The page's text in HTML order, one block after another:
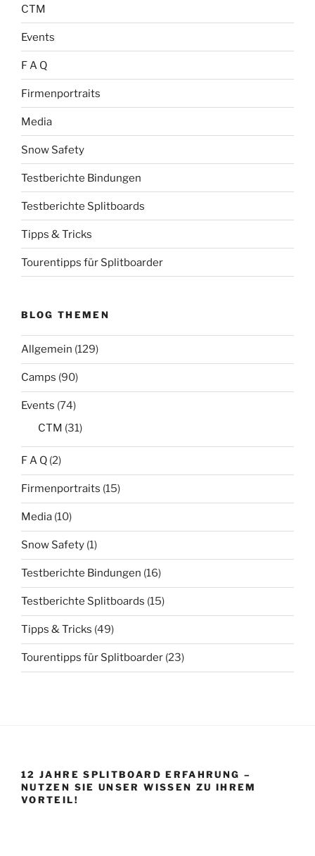
CTM
Events
F A Q
Firmenportraits
Media
Snow Safety
Testberichte Bindungen
Testberichte Splitboards
Tipps & Tricks
Tourentipps für Splitboarder
BLOG THEMEN
Allgemein (129)
Camps (90)
Events (74)
CTM (31)
F A Q (2)
Firmenportraits (15)
Media (10)
Snow Safety (1)
Testberichte Bindungen (16)
Testberichte Splitboards (15)
Tipps & Tricks (49)
Tourentipps für Splitboarder (23)
12 JAHRE SPLITBOARD ERFAHRUNG –
NUTZEN SIE UNSER WISSEN ZU IHREM
VORTEIL!